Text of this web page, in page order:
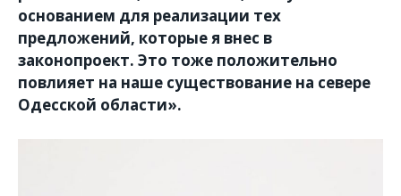
основанием для реализации тех
предложений, которые я внес в
законопроект. Это тоже положительно
повлияет на наше существование на севере
Одесской области».